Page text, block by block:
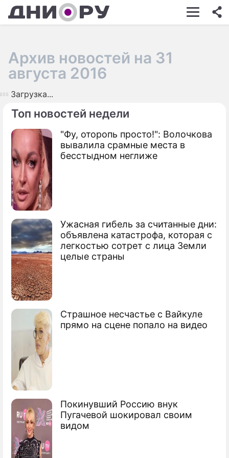
ШОУ-БИЗНЕС
КИНО
ПРОИСШЕСТВИЯ
ИГРЫ
ПРЕСС-РЕЛИЗЫ
Топ новостей недели
"Фу, оторопь просто!": Волочкова
вывалила срамные места в
бесстыдном неглиже
Ужасная гибель за считанные дни:
объявлена катастрофа, которая с
легкостью сотрет с лица Земли
целые страны
Страшное несчастье с Вайкуле
прямо на сцене попало на видео
Покинувший Россию внук
Пугачевой шокировал своим
видом
Архив новостей на 31
августа 2016
Загрузка...